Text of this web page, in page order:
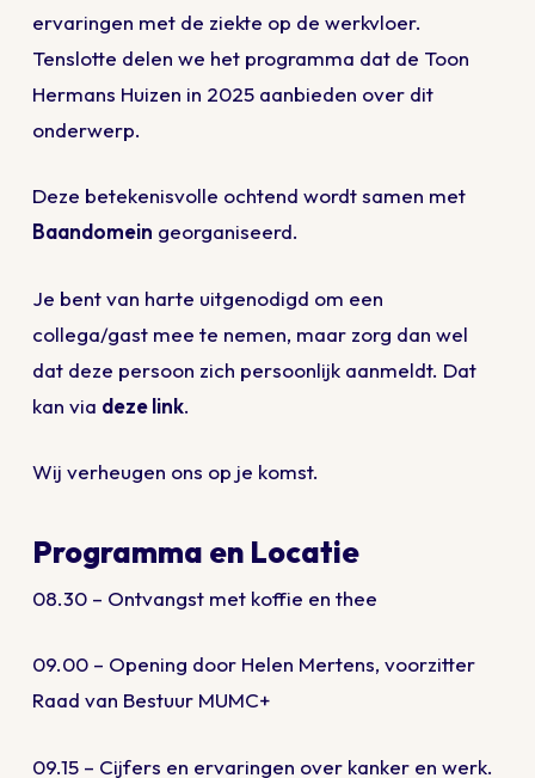
ervaringen met de ziekte op de werkvloer.
Tenslotte delen we het programma dat de Toon
Hermans Huizen in 2025 aanbieden over dit
onderwerp.
Deze betekenisvolle ochtend wordt samen met
Baandomein georganiseerd.
Je bent van harte uitgenodigd om een
collega/gast mee te nemen, maar zorg dan wel
dat deze persoon zich persoonlijk aanmeldt. Dat
kan via deze link.
Wij verheugen ons op je komst.
Programma en Locatie
08.30 – Ontvangst met koffie en thee
09.00 – Opening door Helen Mertens, voorzitter
Raad van Bestuur MUMC+
09.15 – Cijfers en ervaringen over kanker en werk.